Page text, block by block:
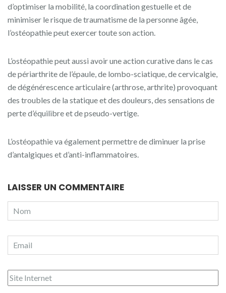
d’optimiser la mobilité, la coordination gestuelle et de
minimiser le risque de traumatisme de la personne âgée,
l’ostéopathie peut exercer toute son action.
L’ostéopathie peut aussi avoir une action curative dans le cas
de périarthrite de l’épaule, de lombo-sciatique, de cervicalgie,
de dégénérescence articulaire (arthrose, arthrite) provoquant
des troubles de la statique et des douleurs, des sensations de
perte d’équilibre et de pseudo-vertige.
L’ostéopathie va également permettre de diminuer la prise
d’antalgiques et d’anti-inflammatoires.
LAISSER UN COMMENTAIRE